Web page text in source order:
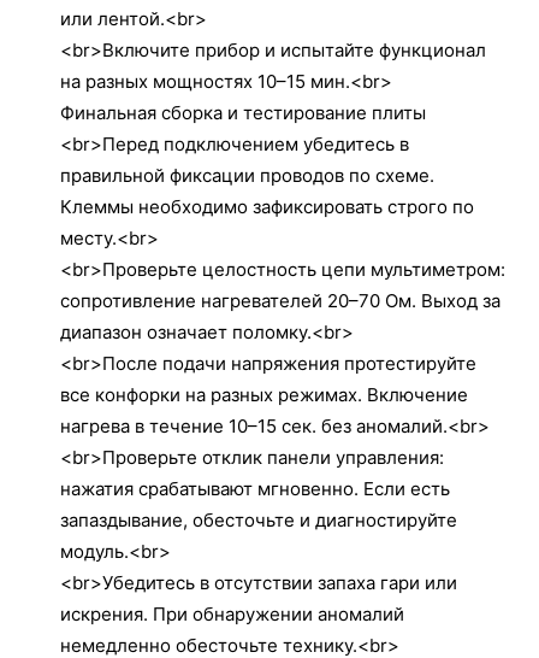
или лентой.<br>
<br>Включите прибор и испытайте функционал
на разных мощностях 10–15 мин.<br>
Финальная сборка и тестирование плиты
<br>Перед подключением убедитесь в
правильной фиксации проводов по схеме.
Клеммы необходимо зафиксировать строго по
месту.<br>
<br>Проверьте целостность цепи мультиметром:
сопротивление нагревателей 20–70 Ом. Выход за
диапазон означает поломку.<br>
<br>После подачи напряжения протестируйте
все конфорки на разных режимах. Включение
нагрева в течение 10–15 сек. без аномалий.<br>
<br>Проверьте отклик панели управления:
нажатия срабатывают мгновенно. Если есть
запаздывание, обесточьте и диагностируйте
модуль.<br>
<br>Убедитесь в отсутствии запаха гари или
искрения. При обнаружении аномалий
немедленно обесточьте технику.<br>